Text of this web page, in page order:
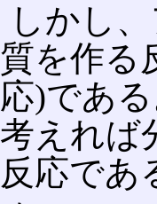
しかし
質を作る
応)であ
考えれば
反応であ